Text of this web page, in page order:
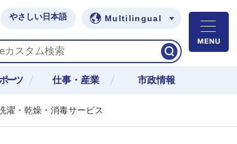
やさしい日本語 Multilingual
ーツ 仕事・産業 市政情報
濯・乾燥・消毒サービス